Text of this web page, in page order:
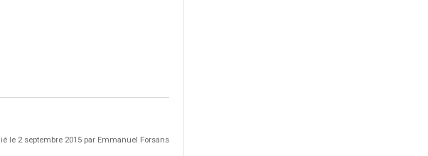
le 2 septembre 2015 par Emmanuel Forsans